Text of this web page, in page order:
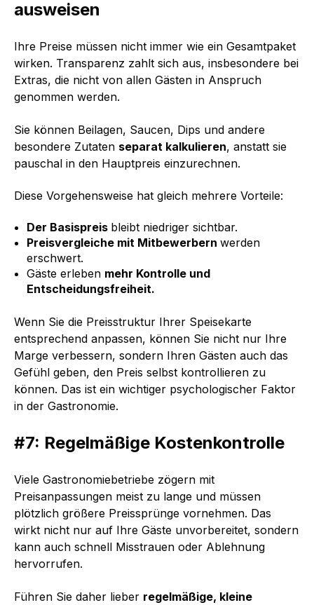
ausweisen
Ihre Preise müssen nicht immer wie ein Gesamtpaket
wirken. Transparenz zahlt sich aus, insbesondere bei
Extras, die nicht von allen Gästen in Anspruch
genommen werden.
Sie können Beilagen, Saucen, Dips und andere
besondere Zutaten separat kalkulieren, anstatt sie
pauschal in den Hauptpreis einzurechnen.
Diese Vorgehensweise hat gleich mehrere Vorteile:
Der Basispreis bleibt niedriger sichtbar.
Preisvergleiche mit Mitbewerbern werden
erschwert.
Gäste erleben mehr Kontrolle und
Entscheidungsfreiheit.
Wenn Sie die Preisstruktur Ihrer Speisekarte
entsprechend anpassen, können Sie nicht nur Ihre
Marge verbessern, sondern Ihren Gästen auch das
Gefühl geben, den Preis selbst kontrollieren zu
können. Das ist ein wichtiger psychologischer Faktor
in der Gastronomie.
#7: Regelmäßige Kostenkontrolle
Viele Gastronomiebetriebe zögern mit
Preisanpassungen meist zu lange und müssen
plötzlich größere Preissprünge vornehmen. Das
wirkt nicht nur auf Ihre Gäste unvorbereitet, sondern
kann auch schnell Misstrauen oder Ablehnung
hervorrufen.
Führen Sie daher lieber regelmäßige, kleine